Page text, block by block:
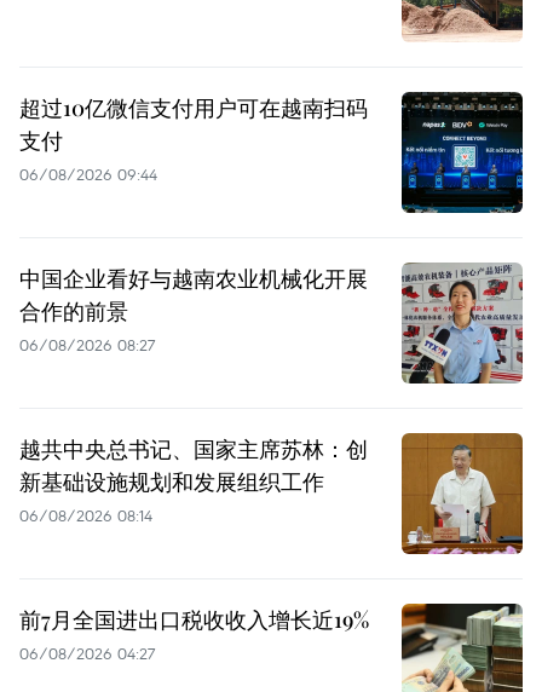
超过10亿微信支付用户可在越南扫码
支付
06/08/2026 09:44
中国企业看好与越南农业机械化开展
合作的前景
06/08/2026 08:27
越共中央总书记、国家主席苏林：创
新基础设施规划和发展组织工作
06/08/2026 08:14
前7月全国进出口税收收入增长近19%
06/08/2026 04:27